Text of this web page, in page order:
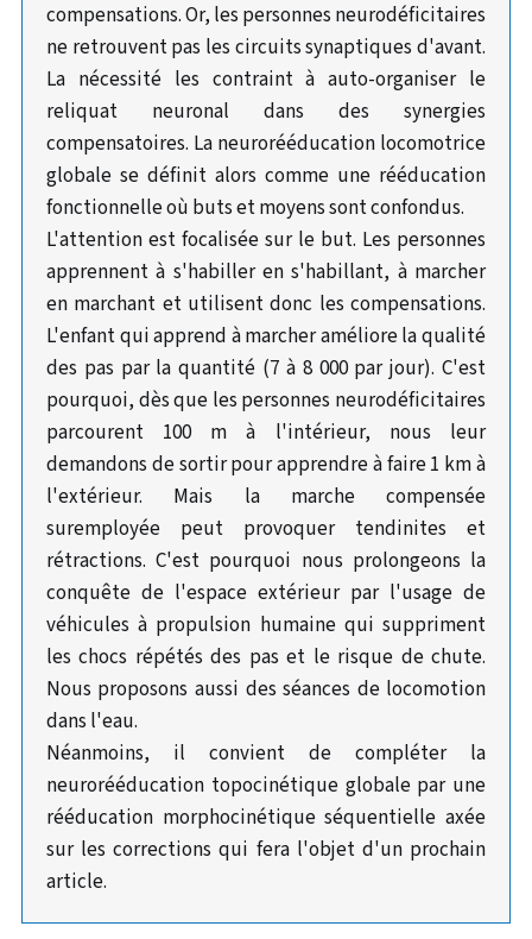
compensations. Or, les personnes neurodéficitaires
ne retrouvent pas les circuits synaptiques d'avant.
La nécessité les contraint à auto-organiser le
reliquat neuronal dans des synergies
compensatoires. La neurorééducation locomotrice
globale se définit alors comme une rééducation
fonctionnelle où buts et moyens sont confondus.
L'attention est focalisée sur le but. Les personnes
apprennent à s'habiller en s'habillant, à marcher
en marchant et utilisent donc les compensations.
L'enfant qui apprend à marcher améliore la qualité
des pas par la quantité (7 à 8 000 par jour). C'est
pourquoi, dès que les personnes neurodéficitaires
parcourent 100 m à l'intérieur, nous leur
demandons de sortir pour apprendre à faire 1 km à
l'extérieur. Mais la marche compensée
suremployée peut provoquer tendinites et
rétractions. C'est pourquoi nous prolongeons la
conquête de l'espace extérieur par l'usage de
véhicules à propulsion humaine qui suppriment
les chocs répétés des pas et le risque de chute.
Nous proposons aussi des séances de locomotion
dans l'eau.
Néanmoins, il convient de compléter la
neurorééducation topocinétique globale par une
rééducation morphocinétique séquentielle axée
sur les corrections qui fera l'objet d'un prochain
article.